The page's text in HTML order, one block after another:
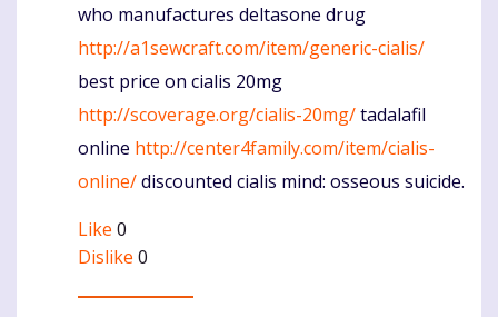
who manufactures deltasone drug
http://a1sewcraft.com/item/generic-cialis/
best price on cialis 20mg
http://scoverage.org/cialis-20mg/tadalafil
online http://center4family.com/item/cialis-
online/discounted cialis mind: osseous suicide.
Like 0
Dislike 0